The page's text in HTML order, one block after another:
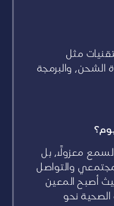
مثل
الشحن، والبرمجة
معزولاً، بل
والتواصل
أصبح المعين
الصحية نحو